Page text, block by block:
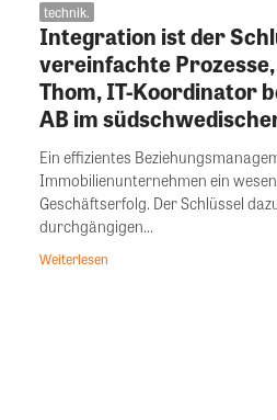
technik.
Integration ist der
vereinfachte
Thom, IT-Koordinator
AB im
Ein effizientes
Immobilienunternehmen ein
Geschäftserfolg. Der Schlüssel
durchgängigen...
Weiterlesen